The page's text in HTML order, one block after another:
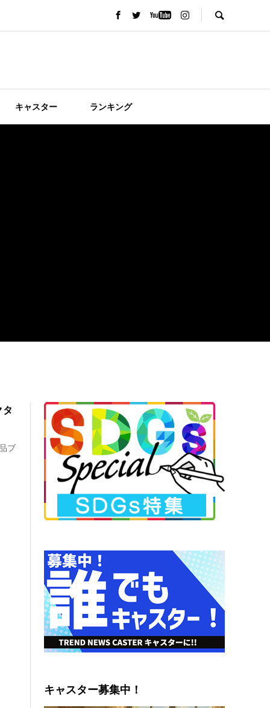
キャスター ランキング
ブ
キャスター募集中！